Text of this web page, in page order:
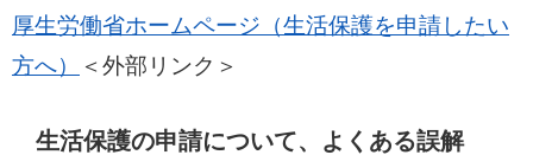
厚生労働省ホームページ（生活保護を申請したい
方へ）
＜外部リンク＞
生活保護の申請について、よくある誤解